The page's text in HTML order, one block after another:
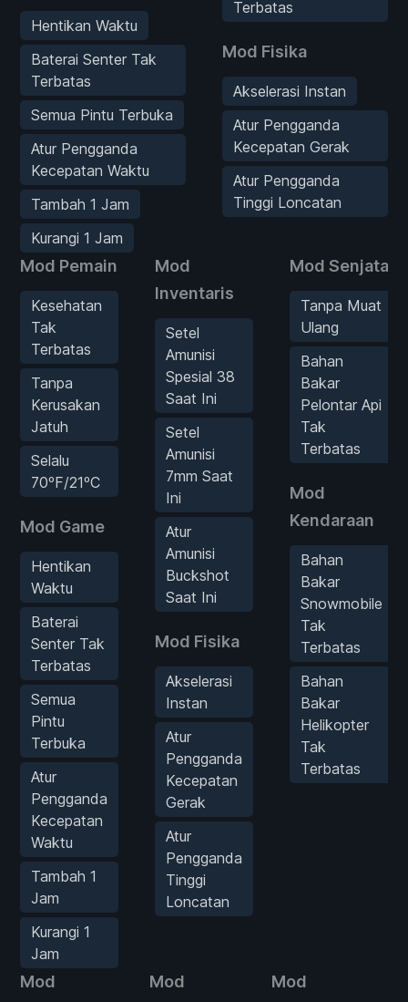
Hentikan Waktu
Baterai Senter Tak
Terbatas
Semua Pintu Terbuka
Atur Pengganda
Kecepatan Waktu
Tambah 1 Jam
Kurangi 1 Jam
Terbatas
Mod Fisika
Akselerasi Instan
Atur Pengganda
Kecepatan Gerak
Atur Pengganda
Tinggi Loncatan
Mod Pemain
Kesehatan
Tak
Terbatas
Tanpa
Kerusakan
Jatuh
Selalu
70ºF/21ºC
Mod Game
Hentikan
Waktu
Baterai
Senter Tak
Terbatas
Semua
Pintu
Terbuka
Atur
Pengganda
Kecepatan
Waktu
Tambah 1
Jam
Kurangi 1
Jam
Mod
Inventaris
Setel
Amunisi
Spesial 38
Saat Ini
Setel
Amunisi
7mm Saat
Ini
Atur
Amunisi
Buckshot
Saat Ini
Mod Fisika
Akselerasi
Instan
Atur
Pengganda
Kecepatan
Gerak
Atur
Pengganda
Tinggi
Loncatan
Mod Senjata
Tanpa Muat
Ulang
Bahan
Bakar
Pelontar Api
Tak
Terbatas
Mod
Kendaraan
Bahan
Bakar
Snowmobile
Tak
Terbatas
Bahan
Bakar
Helikopter
Tak
Terbatas
Mod
Mod
Mod